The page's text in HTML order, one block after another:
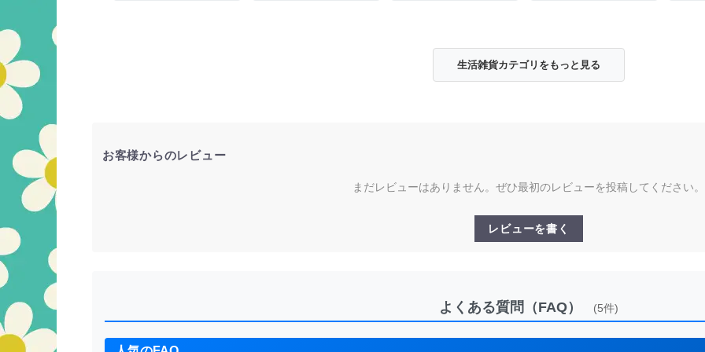
生活雑貨カテゴリをもっと見る
お客様からのレビュー
まだレビューはありません。ぜひ最初のレビューを投稿してください。
レビューを書く
よくある質問（FAQ） (5件)